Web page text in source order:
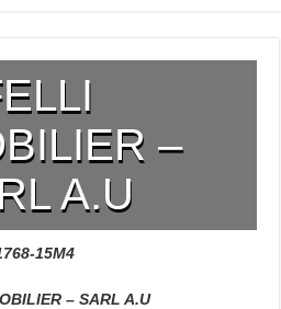
–
A.U
15M4
– SARL A.U